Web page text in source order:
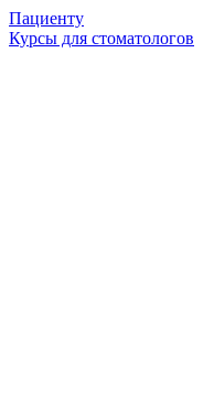
Пациенту
Курсы для стоматологов